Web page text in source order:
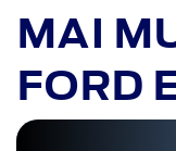
MAI
FORD